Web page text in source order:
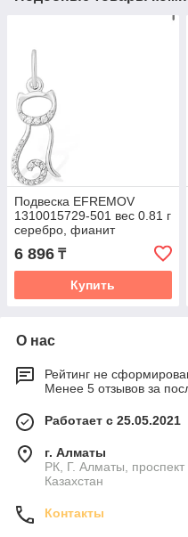
Подвеска EFREMOV
1310015729-501 вес 0.81 г
серебро, фианит
6 896 ₸
Купить
О нас
Рейтинг не
Менее 5 отзывов за
Работает с 25.05.2021
г. Алматы
РК, Г. Алматы,
Казахстан
Контакты